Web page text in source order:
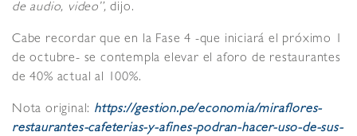
de audio, video”,dijo.
Cabe recordar que en la Fase 4 -que iniciará el próximo 1
de octubre- se contempla elevar el aforo de restaurantes
de 40% actual al 100%.
Nota original: https://gestion.pe/economia/miraflores-
restaurantes-cafeterias-y-afines-podran-hacer-uso-de-sus-